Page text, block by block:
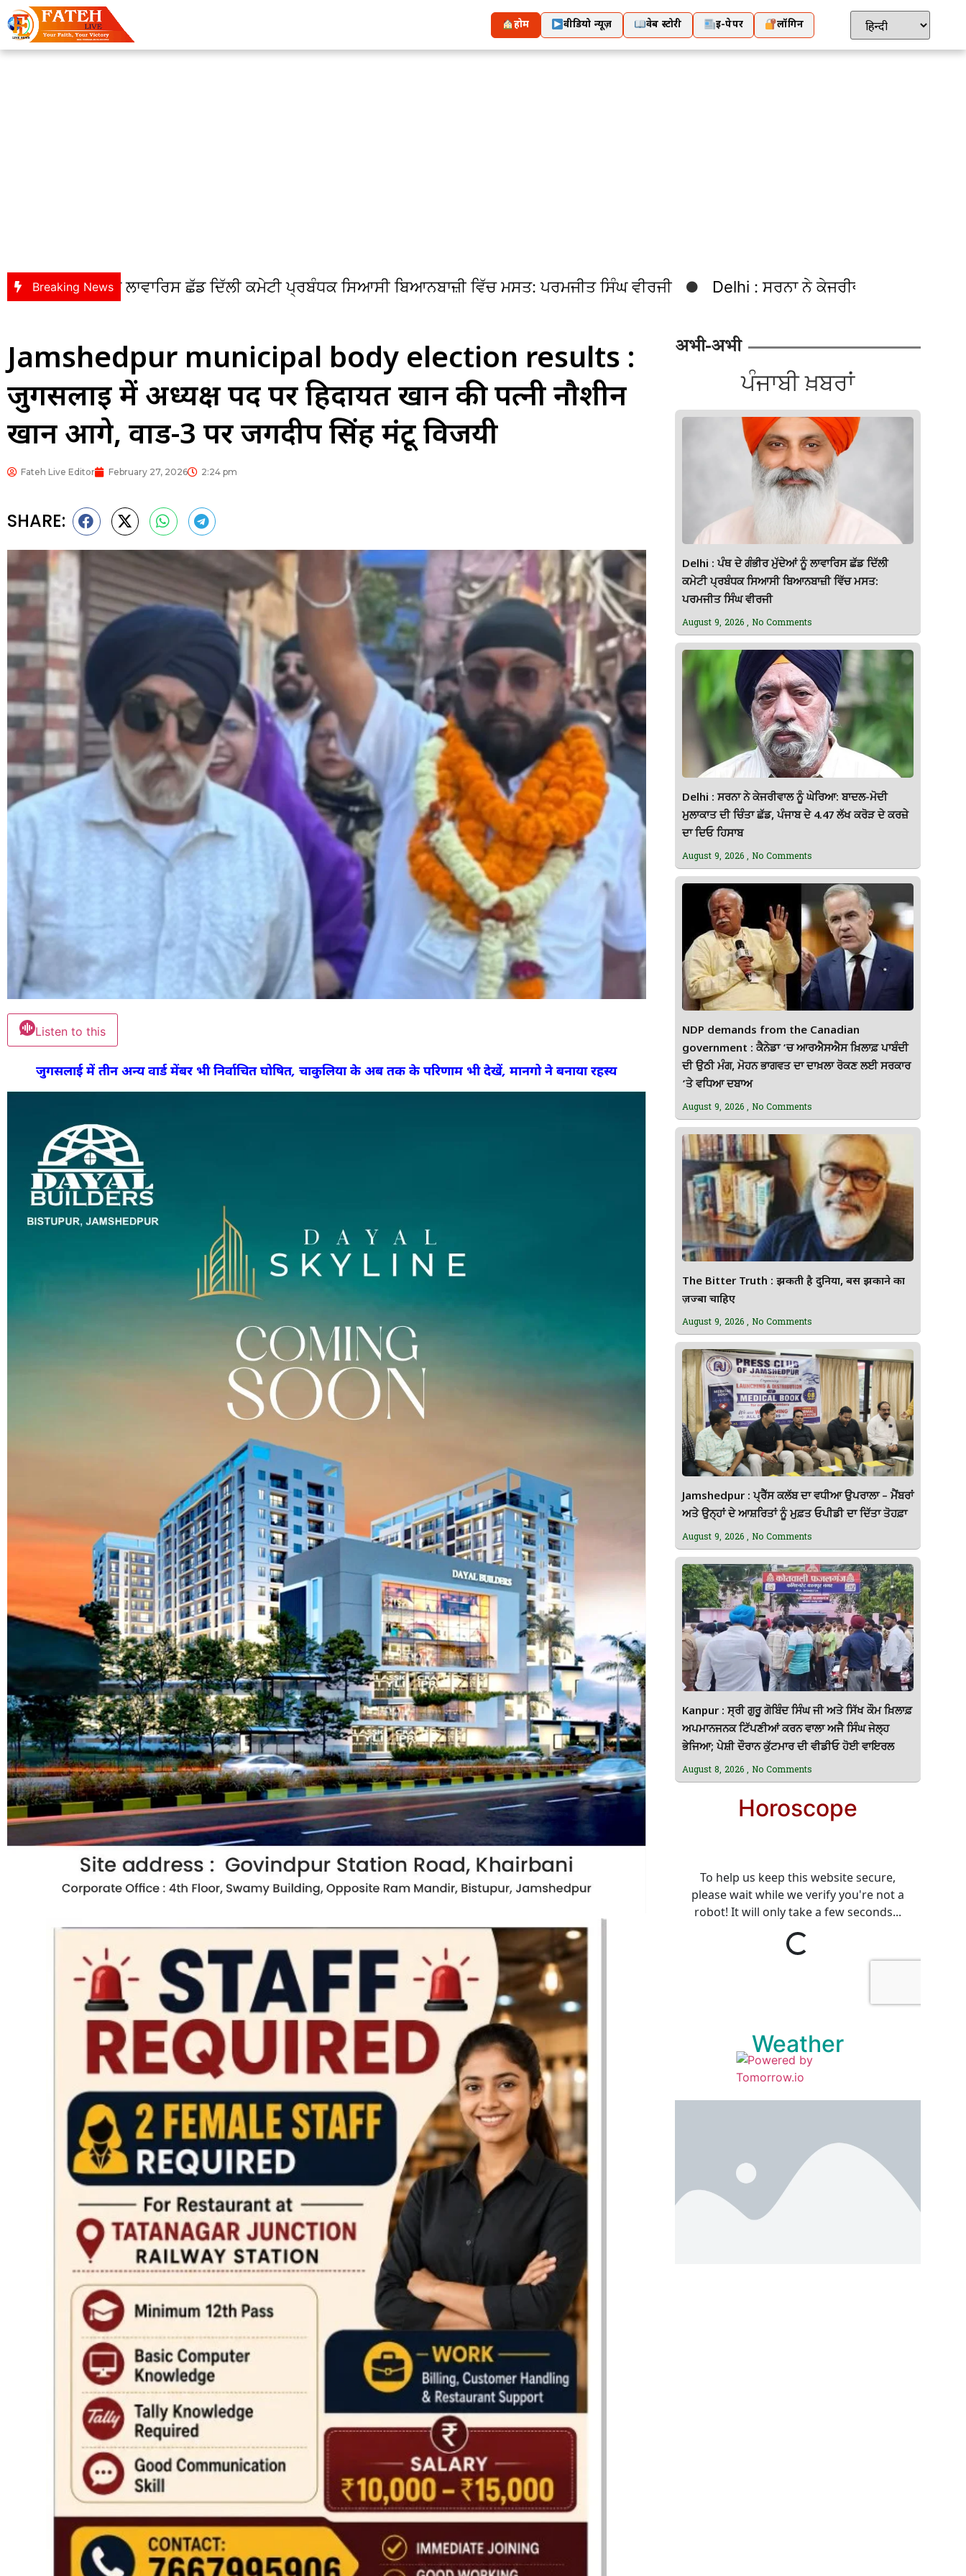
होम वीडियो न्यूज़ वेब स्टोरी ई-पेपर लॉगिन
Breaking News
ਦੇ ਗੰਭੀਰ ਮੁੱਦੇਆਂ ਨੂੰ ਲਾਵਾਰਿਸ ਛੱਡ ਦਿੱਲੀ ਕਮੇਟੀ ਪ੍ਰਬੰਧਕ ਸਿਆਸੀ ਬਿਆਨਬਾਜ਼ੀ ਵਿੱਚ ਮਸਤ: ਪਰਮਜੀਤ ਸਿੰਘ ਵੀਰਜੀ Delhi : ਸਰਨਾ ਨੇ ਕੇਜਰੀਵਾਲ ਨੂੰ ਘੇਰਿਆ:
Jamshedpur municipal body election results :
जुगसलाई में अध्यक्ष पद पर हिदायत खान की पत्नी नौशीन
खान आगे, वार्ड-3 पर जगदीप सिंह मंटू विजयी
Fateh Live Editor February 27, 2026 2:24 pm
SHARE:
Listen to this
जुगसलाई में तीन अन्य वार्ड मेंबर भी निर्वाचित घोषित, चाकुलिया के अब तक के परिणाम भी देखें, मानगो ने बनाया रहस्य
अभी-अभी
ਪੰਜਾਬੀ ਖ਼ਬਰਾਂ
Delhi : ਪੰਥ ਦੇ ਗੰਭੀਰ ਮੁੱਦੇਆਂ ਨੂੰ ਲਾਵਾਰਿਸ ਛੱਡ ਦਿੱਲੀ
ਕਮੇਟੀ ਪ੍ਰਬੰਧਕ ਸਿਆਸੀ ਬਿਆਨਬਾਜ਼ੀ ਵਿੱਚ ਮਸਤ:
ਪਰਮਜੀਤ ਸਿੰਘ ਵੀਰਜੀ
August 9, 2026 No Comments
Delhi : ਸਰਨਾ ਨੇ ਕੇਜਰੀਵਾਲ ਨੂੰ ਘੇਰਿਆ: ਬਾਦਲ-ਮੋਦੀ
ਮੁਲਾਕਾਤ ਦੀ ਚਿੰਤਾ ਛੱਡ, ਪੰਜਾਬ ਦੇ 4.47 ਲੱਖ ਕਰੋੜ ਦੇ ਕਰਜ਼ੇ
ਦਾ ਦਿਓ ਹਿਸਾਬ
August 9, 2026 No Comments
NDP demands from the Canadian
government : ਕੈਨੇਡਾ ’ਚ ਆਰਐਸਐਸ ਖ਼ਿਲਾਫ਼ ਪਾਬੰਦੀ
ਦੀ ਉਠੀ ਮੰਗ, ਮੋਹਨ ਭਾਗਵਤ ਦਾ ਦਾਖ਼ਲਾ ਰੋਕਣ ਲਈ ਸਰਕਾਰ
’ਤੇ ਵਧਿਆ ਦਬਾਅ
August 9, 2026 No Comments
The Bitter Truth : झुकती है दुनिया, बस झुकाने का
ज़ज्बा चाहिए
August 9, 2026 No Comments
Jamshedpur : ਪ੍ਰੈੱਸ ਕਲੱਬ ਦਾ ਵਧੀਆ ਉਪਰਾਲਾ – ਮੈਂਬਰਾਂ
ਅਤੇ ਉਨ੍ਹਾਂ ਦੇ ਆਸ਼ਰਿਤਾਂ ਨੂੰ ਮੁਫ਼ਤ ਓਪੀਡੀ ਦਾ ਦਿੱਤਾ ਤੋਹਫ਼ਾ
August 9, 2026 No Comments
Kanpur : ਸ੍ਰੀ ਗੁਰੂ ਗੋਬਿੰਦ ਸਿੰਘ ਜੀ ਅਤੇ ਸਿੱਖ ਕੌਮ ਖ਼ਿਲਾਫ਼
ਅਪਮਾਨਜਨਕ ਟਿੱਪਣੀਆਂ ਕਰਨ ਵਾਲਾ ਅਜੈ ਸਿੰਘ ਜੇਲ੍ਹ
ਭੇਜਿਆ; ਪੇਸ਼ੀ ਦੌਰਾਨ ਕੁੱਟਮਾਰ ਦੀ ਵੀਡੀਓ ਹੋਈ ਵਾਇਰਲ
August 8, 2026 No Comments
Horoscope
Weather